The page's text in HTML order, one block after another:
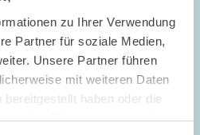
zu Ihrer Verwendung
Partner für soziale Medien,
Unsere Partner führen
mit weiteren Daten
haben oder die
der Dienste gesammelt
Politischer